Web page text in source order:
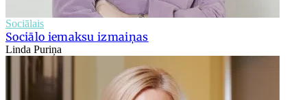
Sociālais
Sociālo iemaksu izmaiņas
Linda Puriņa